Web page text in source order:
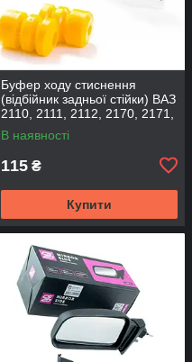
Буфер ходу стиснення
(відбійник задньої стійки) ВАЗ
2110, 2111, 2112, 2170, 2171,
2172 (2шт) (вир-во CS-20
В наявності
115 ₴
Купити